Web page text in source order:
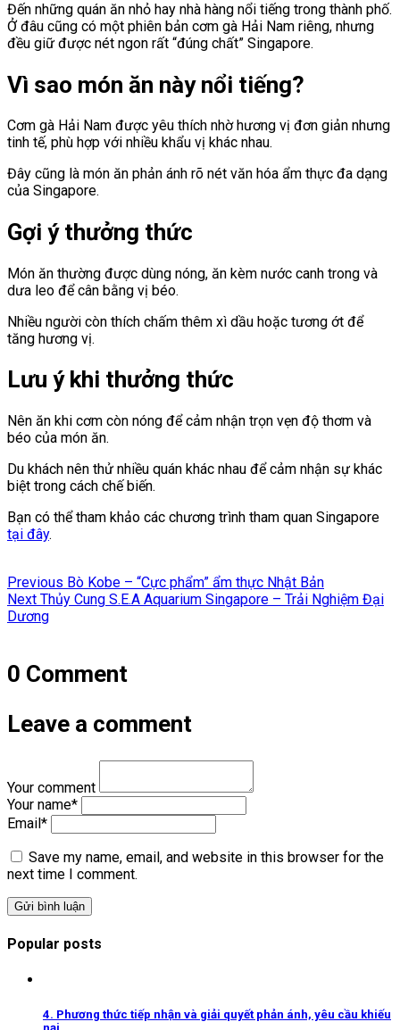
Đến những quán ăn nhỏ hay nhà hàng nổi tiếng trong thành phố.
Ở đâu cũng có một phiên bản cơm gà Hải Nam riêng, nhưng
đều giữ được nét ngon rất “đúng chất” Singapore.
Vì sao món ăn này nổi tiếng?
Cơm gà Hải Nam được yêu thích nhờ hương vị đơn giản nhưng
tinh tế, phù hợp với nhiều khẩu vị khác nhau.
Đây cũng là món ăn phản ánh rõ nét văn hóa ẩm thực đa dạng
của Singapore.
Gợi ý thưởng thức
Món ăn thường được dùng nóng, ăn kèm nước canh trong và
dưa leo để cân bằng vị béo.
Nhiều người còn thích chấm thêm xì dầu hoặc tương ớt để
tăng hương vị.
Lưu ý khi thưởng thức
Nên ăn khi cơm còn nóng để cảm nhận trọn vẹn độ thơm và
béo của món ăn.
Du khách nên thử nhiều quán khác nhau để cảm nhận sự khác
biệt trong cách chế biến.
Bạn có thể tham khảo các chương trình tham quan Singapore
tại đây.
hướng
bài
Previous Previous
post:
Bò Kobe – “Cực phẩm” ẩm thực Nhật Bản
Next Next
post:
Thủy Cung S.E.A Aquarium Singapore – Trải Nghiệm Đại
Dương
0 Comment
Leave a comment
Your comment
Your name*
Email *
Save my name, email, and website in this browser for the
next time I comment.
Popular posts
4. Phương thức tiếp nhận và giải quyết phản ánh, yêu cầu khiếu